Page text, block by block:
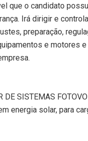
que o candidato
Irá dirigir e
preparação,
e motores
DE SISTEMAS
energia solar, para